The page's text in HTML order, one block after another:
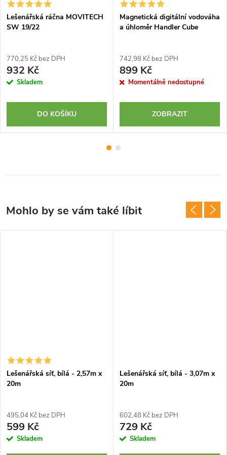
Lešenářská ráčna MOVITECH
SW 19/22
770,25 Kč bez DPH
932 Kč
Skladem
DO KOŠÍKU
Magnetická digitální vodováha
a úhloměr Handler Cube
742,98 Kč bez DPH
899 Kč
Momentálně nedostupné
ZOBRAZIT
Lešenářská síť, bílá - 2,57m x
20m
495,04 Kč bez DPH
599 Kč
Skladem
Lešenářská síť, bílá - 3,07m x
20m
602,48 Kč bez DPH
729 Kč
Skladem